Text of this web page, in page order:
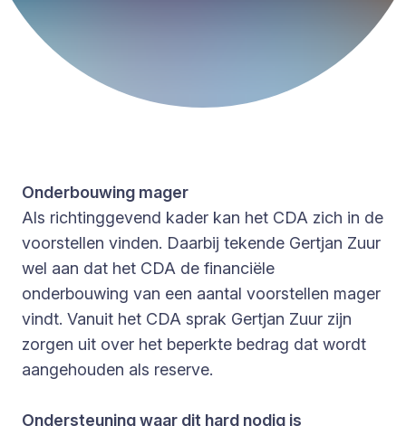
Onderbouwing mager
Als richtinggevend kader kan het CDA zich in de
voorstellen vinden. Daarbij tekende Gertjan Zuur
wel aan dat het CDA de financiële
onderbouwing van een aantal voorstellen mager
vindt. Vanuit het CDA sprak Gertjan Zuur zijn
zorgen uit over het beperkte bedrag dat wordt
aangehouden als reserve.
Ondersteuning waar dit hard nodig is